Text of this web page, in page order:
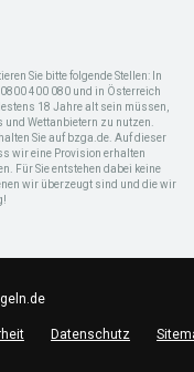
Sie bitte folgende Stellen: In
400 080 und in Österreich
18 Jahre alt sein müssen,
und Wettanbietern zu nutzen.
Sie auf bzga.de. Auf dieser
wir eine Provision erhalten
Für Sie entstehen dabei keine
wir überzeugt sind und die wir
Datenschutz